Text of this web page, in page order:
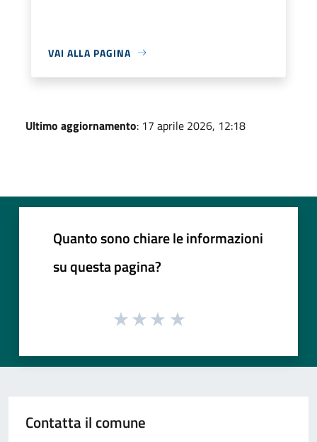
VAI ALLA PAGINA
Ultimo aggiornamento: 17 aprile 2026, 12:18
Quanto sono chiare le informazioni
su questa pagina?
Contatta il comune